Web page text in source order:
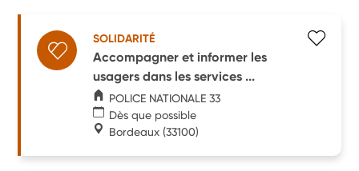
SOLIDARITÉ
Accompagner et informer les
usagers dans les services ...
POLICE NATIONALE 33
Dès que possible
Bordeaux (33100)